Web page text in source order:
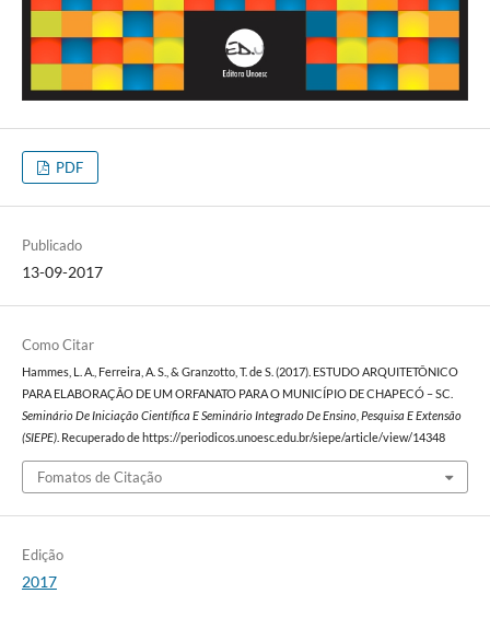
PDF
Publicado
13-09-2017
Como Citar
Hammes, L. A., Ferreira, A. S., & Granzotto, T. de S. (2017). ESTUDO ARQUITETÔNICO
PARA ELABORAÇÃO DE UM ORFANATO PARA O MUNICÍPIO DE CHAPECÓ – SC.
Seminário De Iniciação Científica E Seminário Integrado De Ensino, Pesquisa E Extensão
(SIEPE). Recuperado de https://periodicos.unoesc.edu.br/siepe/article/view/14348
Fomatos de Citação
Edição
2017